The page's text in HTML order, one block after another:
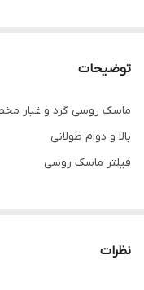
توضیحات
ماسک روسی گرد و غبار
بالا و دوام طولانی
فیلتر ماسک روسی
نظرات